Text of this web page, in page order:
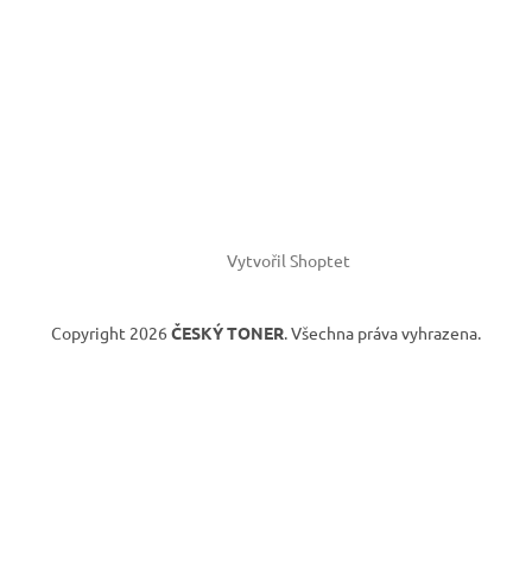
Vytvořil Shoptet
Copyright 2026 ČESKÝ TONER. Všechna práva vyhrazena.